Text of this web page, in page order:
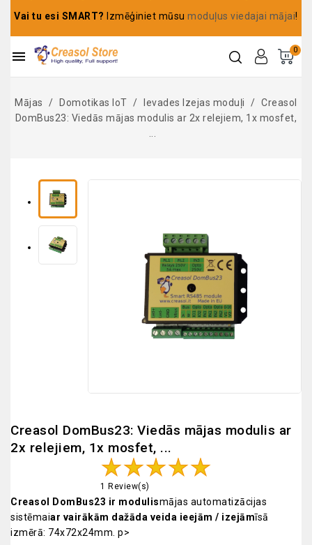
Vai tu esi SMART?
Izmēģiniet mūsumoduļus viedajai mājai!
0

Mājas Domotikas IoT Ievades Izejas moduļi
Creasol
DomBus23: Viedās mājas modulis ar 2x relejiem, 1x mosfet,
Creasol DomBus23: Viedās mājas modulis ar
2x relejiem, 1x mosfet, ...
1 Review(s)
Creasol DomBus23 ir modulismājas automatizācijas
sistēmaiar vairākām dažāda veida ieejām / izejāmīsā
izmērā: 74x72x24mm. p>